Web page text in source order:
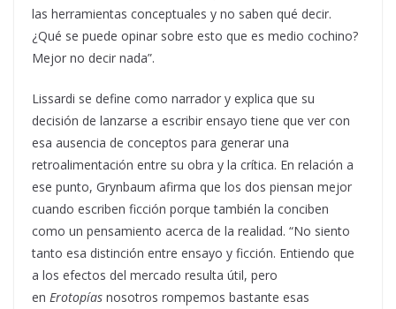
las herramientas conceptuales y no saben qué decir.
¿Qué se puede opinar sobre esto que es medio cochino?
Mejor no decir nada”.
Lissardi se define como narrador y explica que su
decisión de lanzarse a escribir ensayo tiene que ver con
esa ausencia de conceptos para generar una
retroalimentación entre su obra y la crítica. En relación a
ese punto, Grynbaum afirma que los dos piensan mejor
cuando escriben ficción porque también la conciben
como un pensamiento acerca de la realidad. “No siento
tanto esa distinción entre ensayo y ficción. Entiendo que
a los efectos del mercado resulta útil, pero
en Erotopías nosotros rompemos bastante esas